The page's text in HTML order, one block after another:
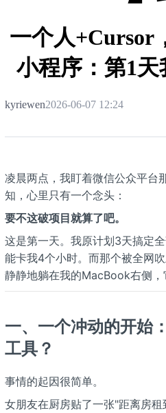
一个人+Cursor
小程序：第1
kyriewen2026-06-07 12:24
凌晨两点，我盯着微信公众平台
知，心里只有一个念头：
要不这破项目就算了吧。
这是第一天。我原计划3天搞定
能卡我4个小时。而那个被全网
静静地躺在我的MacBook右侧，
一、一个冲动的开始
工具？
事情的起因很简单。
女朋友在厨房贴了一张"距离房